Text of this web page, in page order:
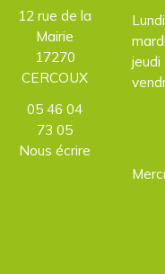
12 rue de la
Mairie
17270
CERCOUX
05 46 04
73 05
Nous écrire
jeudi